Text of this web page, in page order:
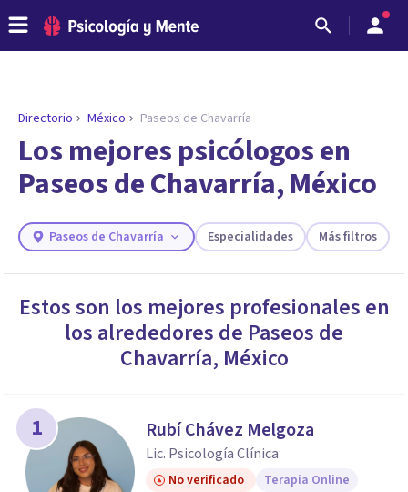
ENCONTRAR MI TERAPEUTA
¿Necesitas ayuda para encontrar el
psicólogo adecuado?
los profesionales que más se ajustan a tus
necesidades.
Responder cuestionario
Directorio México Paseos de Chavarría
Los mejores psicólogos en
Paseos de Chavarría, México
Paseos de Chavarría Especialidades Más filtros
Estos son los mejores profesionales en
los alrededores de Paseos de
Chavarría, México
1 Rubí Chávez Melgoza
Lic. Psicología Clínica
No verificado Terapia Online